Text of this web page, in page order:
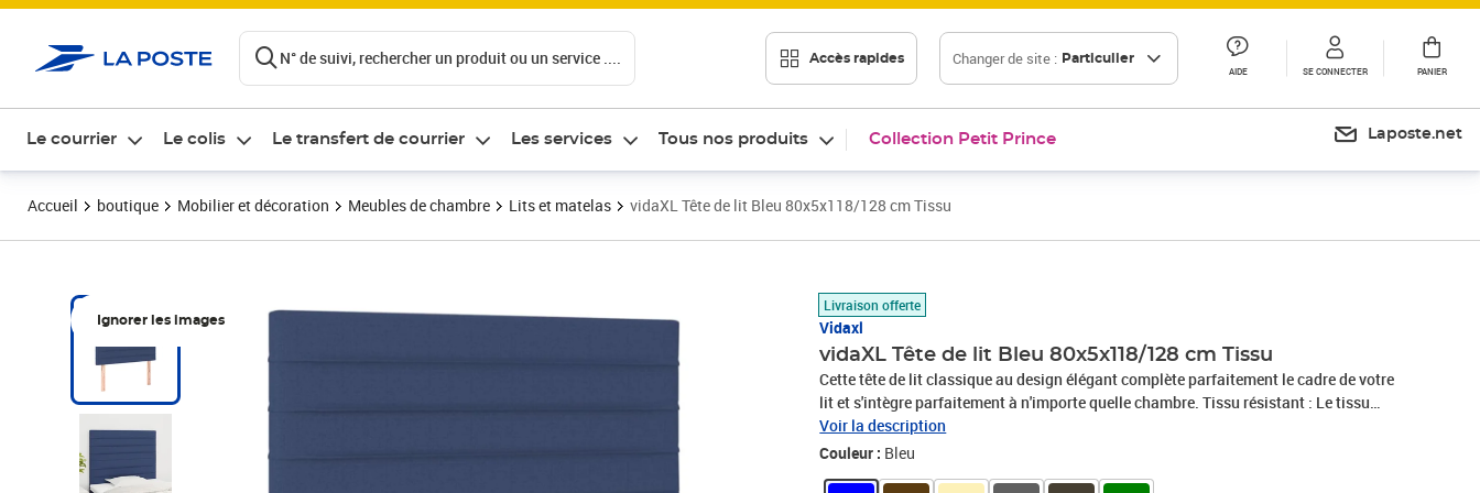
N° de suivi, rechercher un produit ou un service .... Accès rapides Changer de site : Particulier
AIDE SE CONNECTER PANIER
Le courrier Le colis Le transfert de courrier Les services Tous nos produits Collection Petit Prince Laposte.net
Accueil boutique Mobilier et décoration Meubles de chambre Lits et matelas vidaXL Tête de lit Bleu 80x5x118/128 cm Tissu
Ignorer les images
Livraison offerte
Vidaxl
vidaXL Tête de lit Bleu 80x5x118/128 cm Tissu
Cette tête de lit classique au design élégant complète parfaitement le cadre de votre
lit et s'intègre parfaitement à n'importe quelle chambre. Tissu résistant : Le tissu
présente un aspect simple et épuré, respirant et durable.Pieds robustes et stables :
Les pieds en bois assurent robustesse et stabilité.Hauteur réglable : La tête de lit est
Voir la description
Couleur : Bleu
Prix 63,49€